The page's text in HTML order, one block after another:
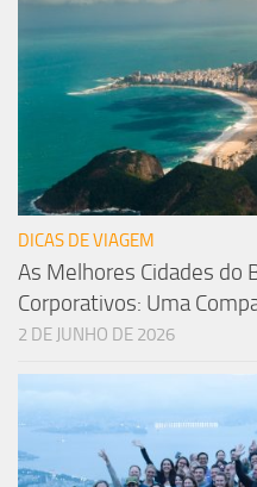
DICAS DE VIAGEM
As Melhores Cidades do
Corporativos: Uma
2 DE JUNHO DE 2026